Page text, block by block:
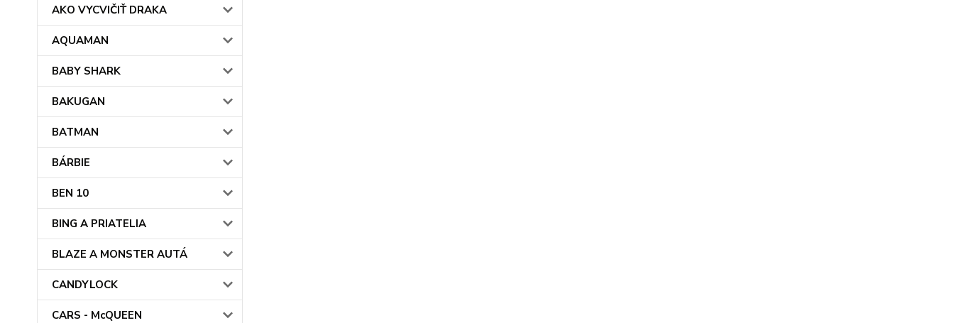
AKO VYCVIČIŤ DRAKA
AQUAMAN
BABY SHARK
BAKUGAN
BATMAN
BÁRBIE
BEN 10
BING A PRIATELIA
BLAZE A MONSTER AUTÁ
CANDYLOCK
CARS - McQUEEN